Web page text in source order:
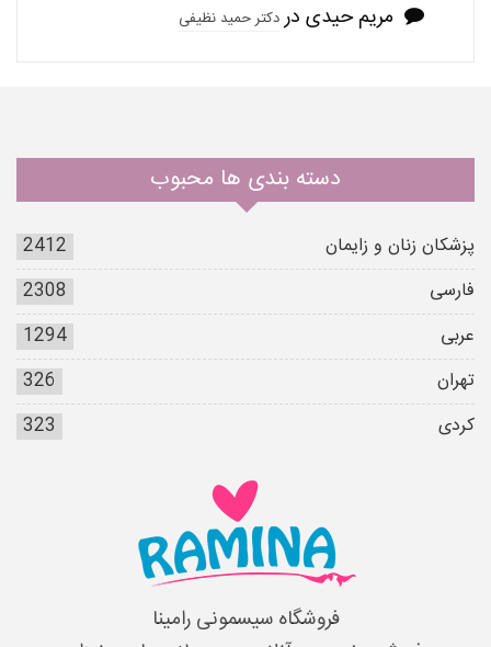
مریم حیدی دردکتر حمید نظیفی
دسته بندی ها محبوب
پزشکان زنان و زایمان
2412
فارسی
2308
عربی
1294
تهران
326
کردی
323
فروشگاه سیسمونی رامینا